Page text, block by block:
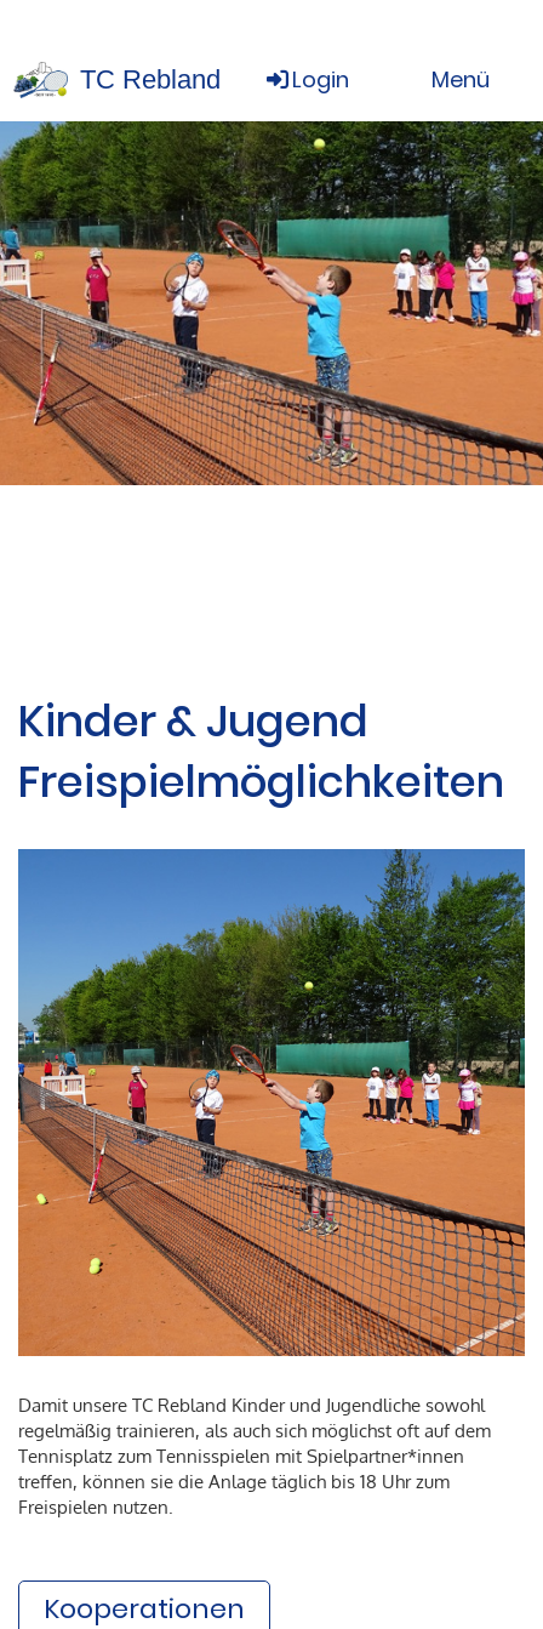
Menü
Login
TC Rebland
Kinder & Jugend
Freispielmöglichkeiten
Damit unsere TC Rebland Kinder und Jugendliche sowohl
regelmäßig trainieren, als auch sich möglichst oft auf dem
Tennisplatz zum Tennisspielen mit Spielpartner*innen
treffen, können sie die Anlage täglich bis 18 Uhr zum
Freispielen nutzen.
Kooperationen